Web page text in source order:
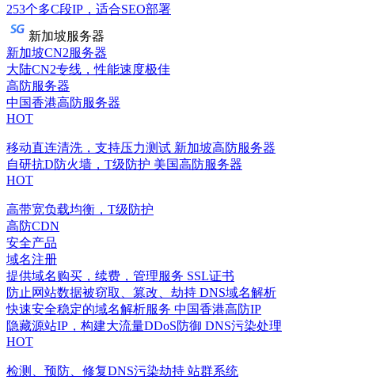
253个多C段IP，适合SEO部署
新加坡服务器
新加坡CN2服务器
大陆CN2专线，性能速度极佳
高防服务器
中国香港高防服务器
HOT
移动直连清洗，支持压力测试 新加坡高防服务器
自研抗D防火墙，T级防护 美国高防服务器
HOT
高带宽负载均衡，T级防护
高防CDN
安全产品
域名注册
提供域名购买，续费，管理服务 SSL证书
防止网站数据被窃取、篡改、劫持 DNS域名解析
快速安全稳定的域名解析服务 中国香港高防IP
隐藏源站IP，构建大流量DDoS防御 DNS污染处理
HOT
检测、预防、修复DNS污染劫持 站群系统